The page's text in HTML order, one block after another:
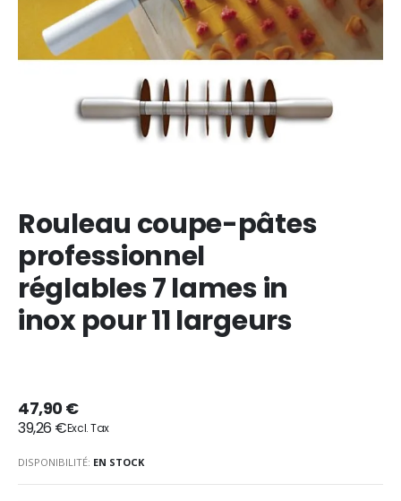
Rouleau coupe-pâtes
professionnel
réglables 7 lames in
inox pour 11 largeurs
47,90 €
39,26 €
DISPONIBILITÉ: EN STOCK